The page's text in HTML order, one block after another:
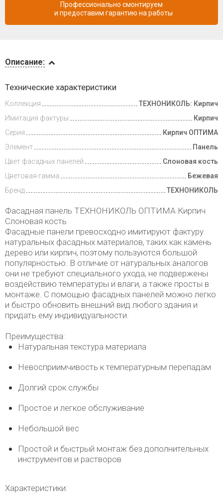
и оплата
Описание:
Технические характеристики
Коллекция
ТЕХНОНИКОЛЬ: Кирпич
Имитация фактуры
Кирпич
Серия
Кирпич ОПТИМА
Элемент
Панель
Цвет фасадных панелей
Слоновая кость
Цветовая гамма
Бежевая
Бренд
ТЕХНОНИКОЛЬ
Фасадная панель ТЕХНОНИКОЛЬ ОПТИМА Кирпич
Слоновая кость
Фасадные панели превосходно имитируют фактуру
натуральных фасадных материалов, таких как камень
дерево или кирпич, поэтому пользуются большой
популярностью. В отличие от натуральных аналогов
они не требуют специального ухода, не подвержены
воздействию температуры и влаги, а также просты в
монтаже. С помощью фасадных панелей можно легко
и быстро обновить внешний вид любого здания и
придать ему индивидуальности.
Преимущества:
Натуральная текстура материала
Невосприимчивость к температурным перепадам
Долгий срок службы
Простое и легкое обслуживание
Небольшой вес
Простой и быстрый монтаж без дополнительных
инструментов и растворов
Характеристики:
Профессионально смонтируем
и предоставим гарантию на работы